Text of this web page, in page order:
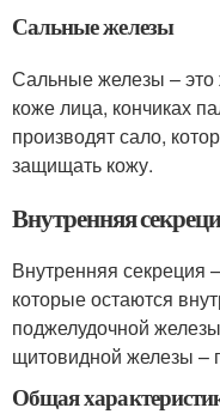
Сальные железы
Сальные железы –
коже лица, кончиках
производят сало,
защищать кожу.
Внутренняя
Внутренняя секреция
которые остаются
поджелудочной
щитовидной железы –
Общая